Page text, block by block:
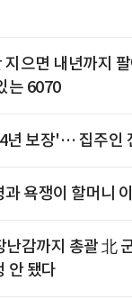
지으면 내년까지
는 6070
년 보장'… 집주인
욕쟁이 할머니
감까지 총괄 北
안 됐다